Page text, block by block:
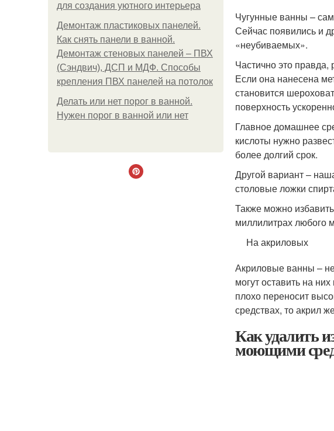
для создания уютного интерьера
Демонтаж пластиковых панелей.
Как снять панели в ванной.
Демонтаж стеновых панелей – ПВХ
(Сэндвич), ДСП и МДФ. Способы
крепления ПВХ панелей на потолок
Делать или нет порог в ванной.
Нужен порог в ванной или нет
Чугунные ванны –
Сейчас появились и
«неубиваемых».
Частично это правда,
Если она нанесена
становится
поверхность
Главное домашнее
кислоты нужно
более долгий срок.
Другой вариант –
столовые ложки
Также можно
миллилитрах любого
На акриловых
Акриловые ванны –
могут оставить на
плохо переносит
средствах, то акрил
Как удалить
моющими